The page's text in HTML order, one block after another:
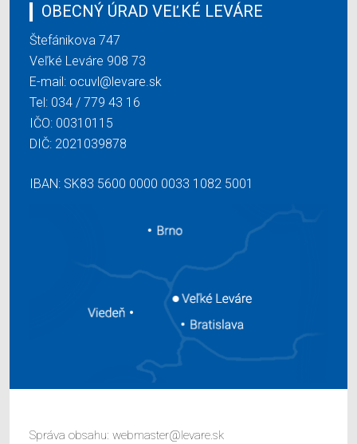
OBECNÝ ÚRAD VEĽKÉ LEVÁRE
Štefánikova 747
Veľké Leváre 908 73
E-mail: ocuvl@levare.sk
Tel: 034 / 779 43 16
IČO: 00310115
DIČ: 2021039878
IBAN: SK83 5600 0000 0033 1082 5001
Správa obsahu: webmaster@levare.sk